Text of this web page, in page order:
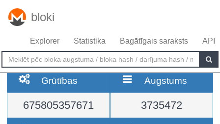
bloki
Explorer Statistika Bagātīgais saraksts API
Grūtības
675805357671
Augstums
3735472